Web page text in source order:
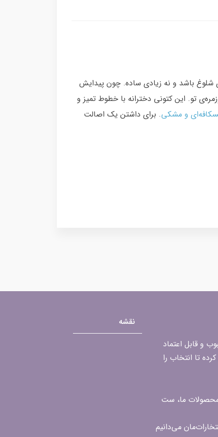
شلوغ باشد و نه زیادی ساده. چون پیدایش
تو. این کتونی دخترانه با خطوط تمیز و
و مشکی. برای داشتن یک اصالت
و قابل اعتماد
تا انتخاب را
محصولات ما، ست
نقشه